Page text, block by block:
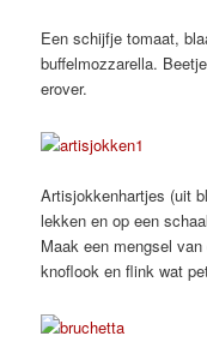
Een schijfje tomaat,
buffelmozzarella.
erover.
Artisjokkenhartjes (uit
lekken en op een
Maak een mengsel
knoflook en flink wat